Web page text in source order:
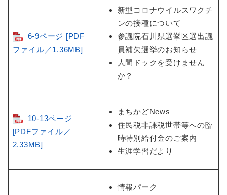
6-9ページ [PDF
ファイル／1.36MB]
新型コロナウイルスワクチ
ンの接種について
参議院石川県選挙区選出議
員補欠選挙のお知らせ
人間ドックを受けません
か？
10-13ページ
[PDFファイル／
2.33MB]
まちかどNews
住民税非課税世帯等への臨
時特別給付金のご案内
生涯学習だより
情報パーク